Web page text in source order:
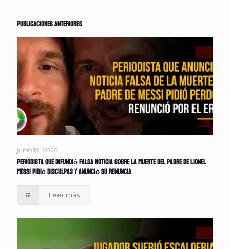
Publicaciones anteriores
junio 19, 2026
Periodista que difundió falsa noticia sobre la muerte del padre de Lionel
Messi pidió disculpas y anunció su renuncia
Leer más